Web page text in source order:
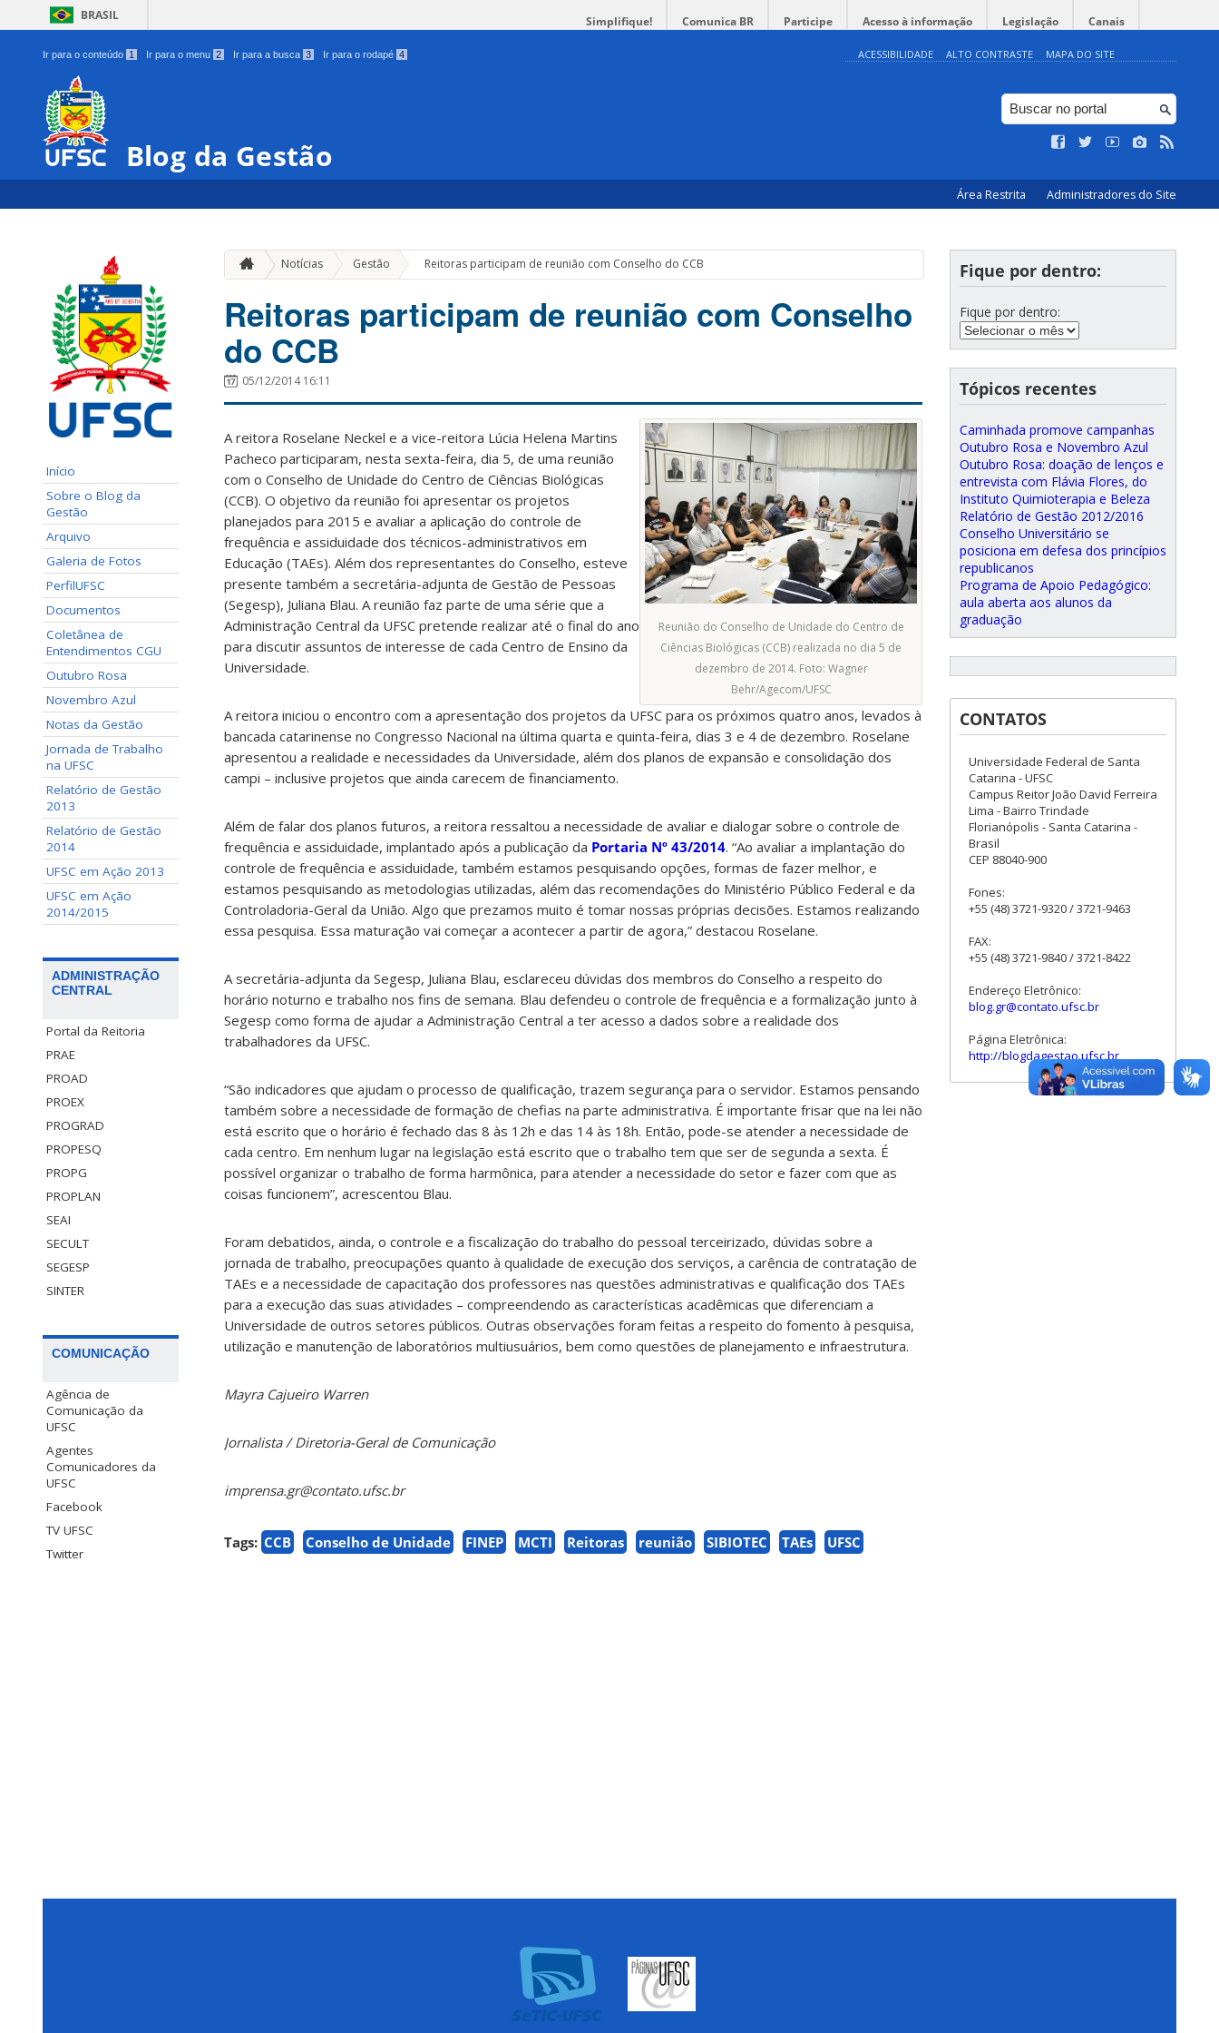
BRASIL Simplifique! Comunica BR Participe Acesso à informação Legislação Canais
Ir para o conteúdo 1 Ir para o menu 2 Ir para a busca 3 Ir para o rodapé 4 ACESSIBILIDADE ALTO CONTRASTE MAPA DO SITE
Blog da Gestão
Área Restrita Administradores do Site
Início
Sobre o Blog da
Gestão
Arquivo
Galeria de Fotos
PerfilUFSC
Documentos
Coletânea de
Entendimentos CGU
Outubro Rosa
Novembro Azul
Notas da Gestão
Jornada de Trabalho
na UFSC
Relatório de Gestão
2013
Relatório de Gestão
2014
UFSC em Ação 2013
UFSC em Ação
2014/2015
ADMINISTRAÇÃO
CENTRAL
Portal da Reitoria
PRAE
PROAD
PROEX
PROGRAD
PROPESQ
PROPG
PROPLAN
SEAI
SECULT
SEGESP
SINTER
COMUNICAÇÃO
Agência de
Comunicação da
UFSC
Agentes
Comunicadores da
UFSC
Facebook
TV UFSC
Twitter
Notícias Gestão » Reitoras participam de reunião com Conselho do CCB
Reitoras participam de reunião com Conselho
do CCB
05/12/2014 16:11
Reunião do Conselho de Unidade do Centro de
Ciências Biológicas (CCB) realizada no dia 5 de
dezembro de 2014. Foto: Wagner
Behr/Agecom/UFSC
A reitora Roselane Neckel e a vice-reitora Lúcia Helena Martins
Pacheco participaram, nesta sexta-feira, dia 5, de uma reunião
com o Conselho de Unidade do Centro de Ciências Biológicas
(CCB). O objetivo da reunião foi apresentar os projetos
planejados para 2015 e avaliar a aplicação do controle de
frequência e assiduidade dos técnicos-administrativos em
Educação (TAEs). Além dos representantes do Conselho, esteve
presente também a secretária-adjunta de Gestão de Pessoas
(Segesp), Juliana Blau. A reunião faz parte de uma série que a
Administração Central da UFSC pretende realizar até o final do ano
para discutir assuntos de interesse de cada Centro de Ensino da
Universidade.
A reitora iniciou o encontro com a apresentação dos projetos da UFSC para os próximos quatro anos, levados à
bancada catarinense no Congresso Nacional na última quarta e quinta-feira, dias 3 e 4 de dezembro. Roselane
apresentou a realidade e necessidades da Universidade, além dos planos de expansão e consolidação dos
campi – inclusive projetos que ainda carecem de financiamento.
Além de falar dos planos futuros, a reitora ressaltou a necessidade de avaliar e dialogar sobre o controle de
frequência e assiduidade, implantado após a publicação da Portaria Nº 43/2014. “Ao avaliar a implantação do
controle de frequência e assiduidade, também estamos pesquisando opções, formas de fazer melhor, e
estamos pesquisando as metodologias utilizadas, além das recomendações do Ministério Público Federal e da
Controladoria-Geral da União. Algo que prezamos muito é tomar nossas próprias decisões. Estamos realizando
essa pesquisa. Essa maturação vai começar a acontecer a partir de agora,” destacou Roselane.
A secretária-adjunta da Segesp, Juliana Blau, esclareceu dúvidas dos membros do Conselho a respeito do
horário noturno e trabalho nos fins de semana. Blau defendeu o controle de frequência e a formalização junto à
Segesp como forma de ajudar a Administração Central a ter acesso a dados sobre a realidade dos
trabalhadores da UFSC.
“São indicadores que ajudam o processo de qualificação, trazem segurança para o servidor. Estamos pensando
também sobre a necessidade de formação de chefias na parte administrativa. É importante frisar que na lei não
está escrito que o horário é fechado das 8 às 12h e das 14 às 18h. Então, pode-se atender a necessidade de
cada centro. Em nenhum lugar na legislação está escrito que o trabalho tem que ser de segunda a sexta. É
possível organizar o trabalho de forma harmônica, para atender a necessidade do setor e fazer com que as
coisas funcionem”, acrescentou Blau.
Foram debatidos, ainda, o controle e a fiscalização do trabalho do pessoal terceirizado, dúvidas sobre a
jornada de trabalho, preocupações quanto à qualidade de execução dos serviços, a carência de contratação de
TAEs e a necessidade de capacitação dos professores nas questões administrativas e qualificação dos TAEs
para a execução das suas atividades – compreendendo as características acadêmicas que diferenciam a
Universidade de outros setores públicos. Outras observações foram feitas a respeito do fomento à pesquisa,
utilização e manutenção de laboratórios multiusuários, bem como questões de planejamento e infraestrutura.
Mayra Cajueiro Warren
Jornalista / Diretoria-Geral de Comunicação
imprensa.gr@contato.ufsc.br
Tags: CCB Conselho de Unidade FINEP MCTI Reitoras reunião SIBIOTEC TAEs UFSC
Fique por dentro:
Fique por dentro:
Tópicos recentes
Caminhada promove campanhas
Outubro Rosa e Novembro Azul
Outubro Rosa: doação de lenços e
entrevista com Flávia Flores, do
Instituto Quimioterapia e Beleza
Relatório de Gestão 2012/2016
Conselho Universitário se
posiciona em defesa dos princípios
republicanos
Programa de Apoio Pedagógico:
aula aberta aos alunos da
graduação
CONTATOS
Universidade Federal de Santa
Catarina - UFSC
Campus Reitor João David Ferreira
Lima - Bairro Trindade
Florianópolis - Santa Catarina -
Brasil
CEP 88040-900
Fones:
+55 (48) 3721-9320 / 3721-9463
FAX:
+55 (48) 3721-9840 / 3721-8422
Endereço Eletrônico:
blog.gr@contato.ufsc.br
Página Eletrônica:
http://blogdagestao.ufsc.br